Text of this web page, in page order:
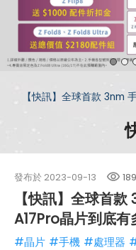
【快訊】全球首款 3nm
發布於 2023-09-13
【快訊】全球首
A17Pro晶片到底有
#晶片 #手機 #處理器